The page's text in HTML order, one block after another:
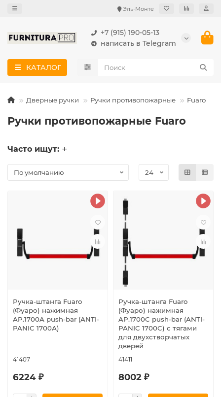
Эль-Монте
+7 (915) 190-05-13
написать в Telegram
КАТАЛОГ
Дверные ручки Ручки противопожарные Fuaro
Ручки противопожарные Fuaro
Часто ищут:
Ручка-штанга Fuaro
(Фуаро) нажимная
AP.1700A push-bar (ANTI-
PANIC 1700А)
41407
6224 ₽
Ручка-штанга Fuaro
(Фуаро) нажимная
AP.1700C push-bar (ANTI-
PANIC 1700С) с тягами
для двухстворчатых
дверей
41411
8002 ₽